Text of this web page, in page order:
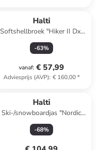
Halti
Softshellbroek "Hiker II Dx"
zwart
-63%
vanaf: € 57,99
Adviesprijs (AVP): € 160,00*
Halti
Ski-/snowboardjas "Nordic
Lite" bordeaux
-68%